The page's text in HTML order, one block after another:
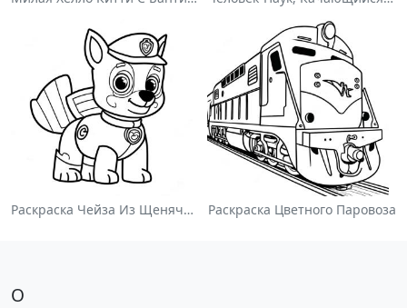
Раскраска Чейза Из Щенячьего Патруля Раскраска Цветного Паровоза
О